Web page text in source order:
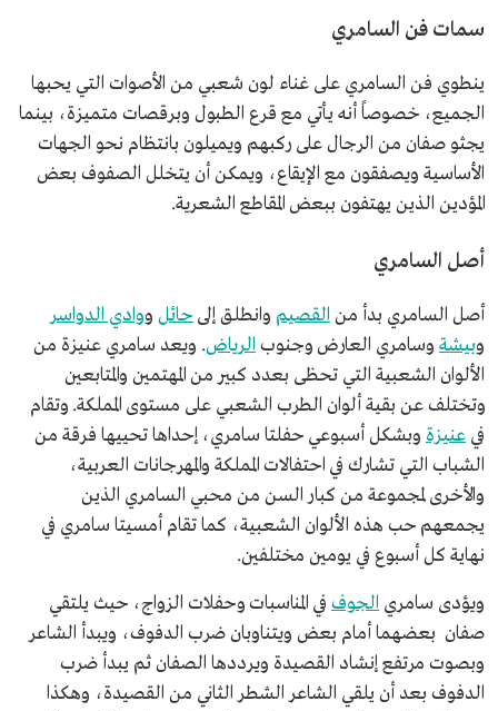
سمات فن السامري
ينطوي فن السامري على غناء لون شعبي من الأصوات التي يحبها
الجميع، خصوصاً أنه يأتي مع قرع الطبول وبرقصات متميزة، بينما
يجثو صفان من الرجال على ركبهم ويميلون بانتظام نحو الجهات
الأساسية ويصفقون مع الإيقاع، ويمكن أن يتخلل الصفوف بعض
المؤدين الذين يهتفون ببعض المقاطع الشعرية.
أصل السامري
أصل السامري بدأ من القصيم وانطلق إلى حائل ووادي الدواسر
وبيشة وسامري العارض وجنوب الرياض. ويعد سامري عنيزة من
الألوان الشعبية التي تحظى بعدد كبير من المهتمين والمتابعين
وتختلف عن بقية ألوان الطرب الشعبي على مستوى المملكة. وتقام
في عنيزة وبشكل أسبوعي حفلتا سامري، إحداها تحييها فرقة من
الشباب التي تشارك في احتفالات المملكة والمهرجانات العربية،
والأخرى لمجموعة من كبار السن من محبي السامري الذين
يجمعهم حب هذه الألوان الشعبية، كما تقام أمسيتا سامري في
نهاية كل أسبوع في يومين مختلفين.
ويؤدى سامري الجوف في المناسبات وحفلات الزواج، حيث يلتقي
صفان بعضهما أمام بعض ويتناوبان ضرب الدفوف، ويبدأ الشاعر
وبصوت مرتفع إنشاد القصيدة ويرددها الصفان ثم يبدأ ضرب
الدفوف بعد أن يلقي الشاعر الشطر الثاني من القصيدة، وهكذا